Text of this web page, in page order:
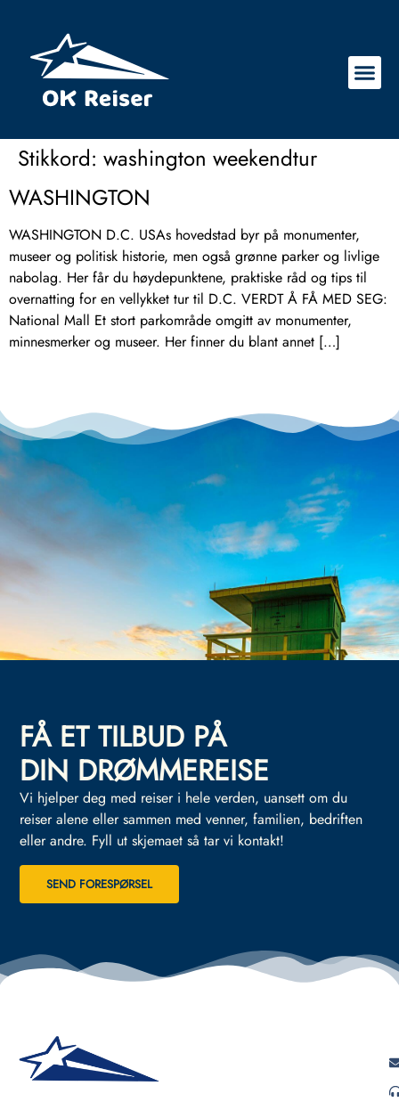
Stikkord: washington weekendtur
WASHINGTON
WASHINGTON D.C. USAs hovedstad byr på monumenter,
museer og politisk historie, men også grønne parker og livlige
nabolag. Her får du høydepunktene, praktiske råd og tips til
overnatting for en vellykket tur til D.C. VERDT Å FÅ MED SEG:
National Mall Et stort parkområde omgitt av monumenter,
minnesmerker og museer. Her finner du blant annet […]
FÅ ET TILBUD PÅ
DIN DRØMMEREISE
Vi hjelper deg med reiser i hele verden, uansett om du
reiser alene eller sammen med venner, familien, bedriften
eller andre. Fyll ut skjemaet så tar vi kontakt!
SEND FORESPØRSEL